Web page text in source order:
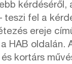
kérdéséről,
teszi fel a
ereje
HAB oldalán.
kortárs